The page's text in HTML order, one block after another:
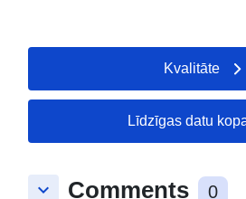
Kvalitāte
Līdzīgas datu
keyboard_arrow_down Comments 0